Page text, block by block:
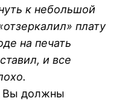
к небольшой
плату
на печать
и все
Вы должны